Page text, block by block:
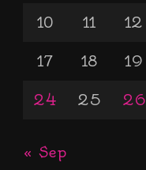
10 11 12
17 18 19
24 25 26
« Sep